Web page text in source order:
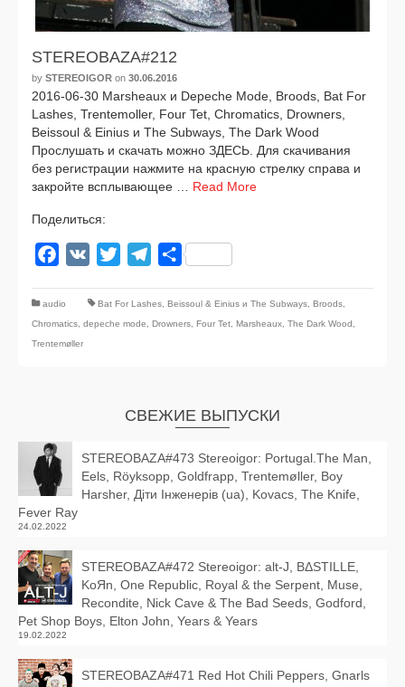
STEREOBAZA#212
by STEREOIGOR on 30.06.2016
2016-06-30 Marsheaux и Depeche Mode, Broods, Bat For
Lashes, Trentemoller, Four Tet, Chromatics, Drowners,
Beissoul & Einius и The Subways, The Dark Wood
Прослушать и ска­чать мож­но ЗДЕСЬ. Для ска­чи­ва­ния
без реги­стра­ции нажми­те на крас­ную стрел­ку спра­ва и
закрой­те всплы­ва­ю­щее … Read More
Поделиться:
Facebook
VK Twitter TelegramОтправить
audio Bat For Lashes Beissoul & Einius и The Subways Broods
Chromatics depeche mode Drowners Four Tet Marsheaux The Dark Wood
Trentemøller
СВЕЖИЕ ВЫПУСКИ
STEREOBAZA#473 Stereoigor: Portugal.The Man,
Eels, Röyksopp, Goldfrapp, Trentemøller, Boy
Harsher, Діти Інженерів (ua), Kovacs, The Knife,
Fever Ray
24.02.2022
STEREOBAZA#472 Stereoigor: alt‑J, BΔSTILLE,
KoЯn, One Republic, Royal & the Serpent, Muse,
Recondite, Nick Cave & The Bad Seeds, Godford,
Pet Shop Boys, Elton John, Years & Years
19.02.2022
STEREOBAZA#471 Red Hot Chili Peppers, Gnarls